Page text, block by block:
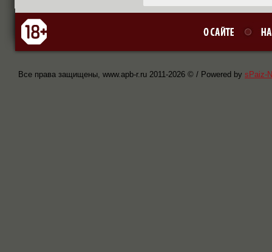
Все права защищены, www.apb-r.ru 2011-2026 © / Powered by sPaiz-